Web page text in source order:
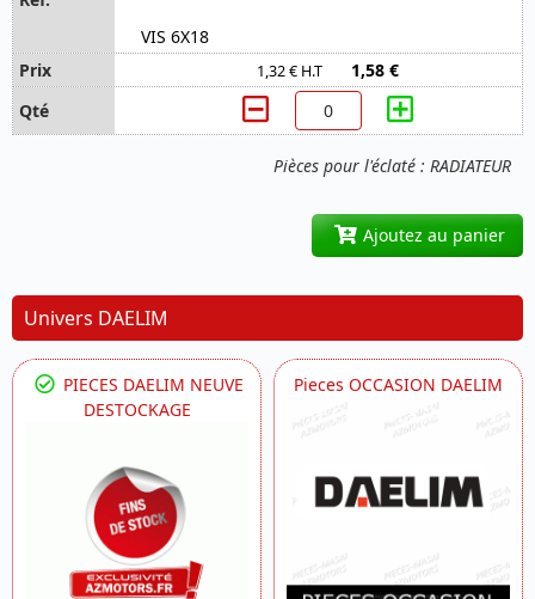
Pièces pour l'éclaté : RADIATEUR
VIS 6X18
1,32 € H.T 1,58 €
Ajoutez au panier
Univers DAELIM
PIECES DAELIM NEUVE
DESTOCKAGE
Pieces OCCASION DAELIM